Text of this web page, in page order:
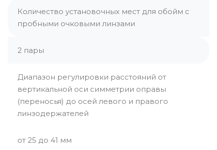
Количество установочных мест для обойм с
пробными очковыми линзами
2 пары
Диапазон регулировки расстояний от
вертикальной оси симметрии оправы
(переносья) до осей левого и правого
линзодержателей
от 25 до 41 мм